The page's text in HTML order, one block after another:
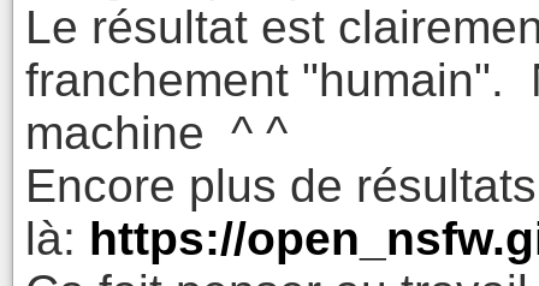
Le résultat est
franchement "humain".
machine ^ ^
Encore plus de
là: https://